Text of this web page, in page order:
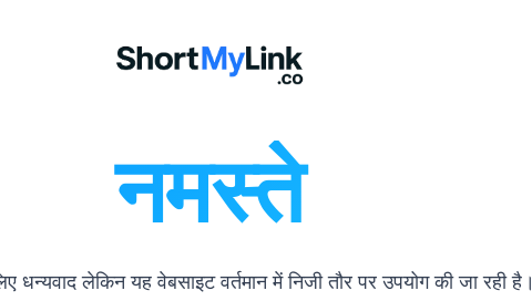
नमस्ते
धन्यवाद लेकिन यह वेबसाइट वर्तमान में निजी तौर पर उपयोग की जा रही है।